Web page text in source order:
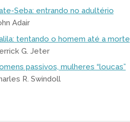
Seba: entrando no adultério
Adair
tentando o homem até a morte
G. Jeter
passivos, mulheres “loucas”
R. Swindoll